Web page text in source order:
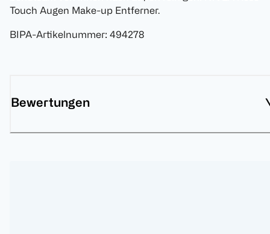
Touch Augen Make-up Entferner.
BIPA-Artikelnummer: 494278
Bewertungen